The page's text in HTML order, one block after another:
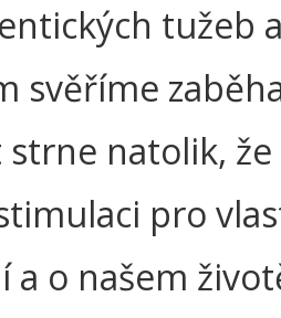
tužeb
svěříme
natolik,
pro
a o našem